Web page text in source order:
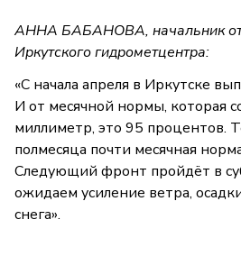
АННА БАБАНОВА, начальник
Иркутского гидрометцентра:
«С начала апреля в Иркутске
И от месячной нормы, которая
миллиметр, это 95 процентов.
полмесяца почти месячная
Следующий фронт пройдёт в
ожидаем усиление ветра,
снега».